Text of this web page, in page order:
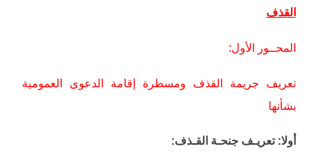
القذف
المحــور الأول:
تعريف جريمة القذف ومسطرة إقامة الدعوى العمومية
بشأنها
أولا: تعريـف جنحـة القـذف: